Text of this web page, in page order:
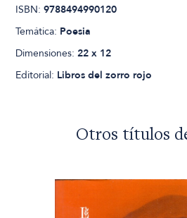
ISBN:9788494990120
Temática: Poesia
Dimensiones:22 x 12
Editorial: Libros del zorro rojo
Otros títulos